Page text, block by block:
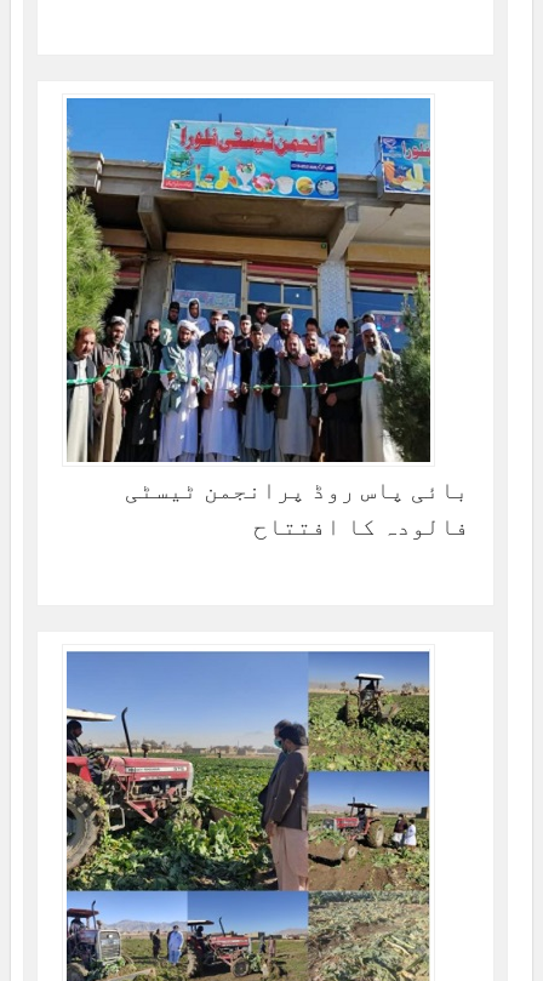
بائی پاس روڈ پرانجمن ٹیسٹی
فالودہ کا افتتاح